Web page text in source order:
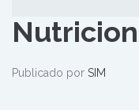
Publicado por SIM